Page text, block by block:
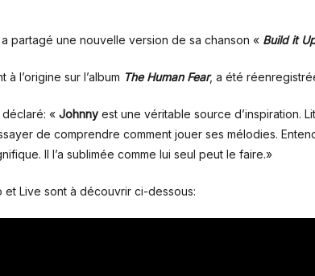
a partagé une nouvelle version de sa chanson « Build it
à l’origine sur l’album The Human Fear, a été
déclaré: « Johnny est une véritable source d’inspiration.
de comprendre comment jouer ses mélodies.
Il l’a sublimée comme lui seul peut le faire.»
et Live sont à découvrir ci-dessous: